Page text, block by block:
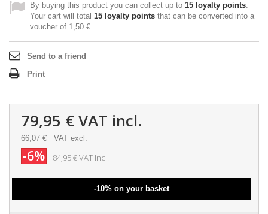
By buying this product you can collect up to 15 loyalty points.
Your cart will total 15 loyalty points that can be converted into a
voucher of 1,50 €.
Send to a friend
Print
79,95 €VAT incl.
66,07 € VAT excl.
-6% 84,95 €VAT incl.
-10% on your basket